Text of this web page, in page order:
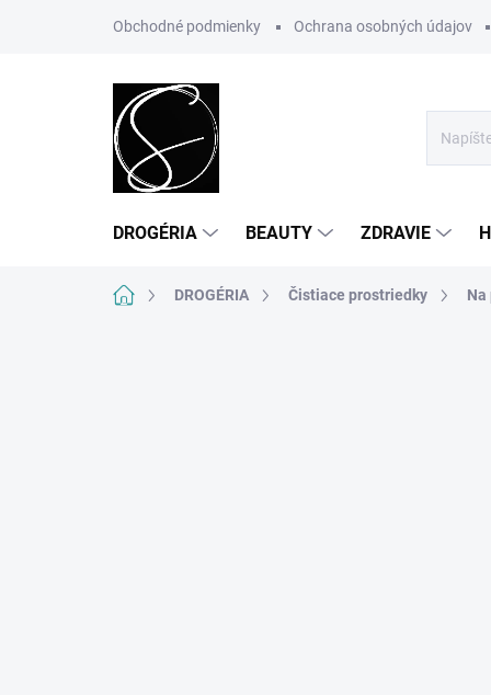
Obchodné podmienky Ochrana osobných údajov
DROGÉRIA BEAUTY ZDRAVIE
DomovDROGÉRIA Čistiace prostriedky Na